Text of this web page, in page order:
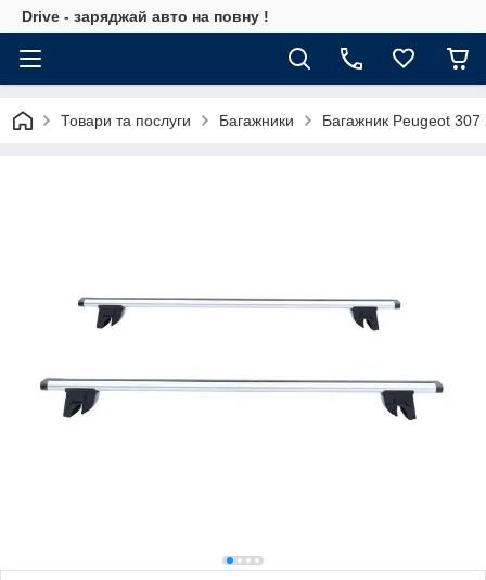
Drive - заряджай авто на повну !
Товари та послуги Багажники Багажник Peugeot